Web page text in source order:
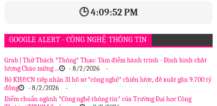
🕒 4:09:53 PM
GOOGLE ALERT - CÔNG NGHỆ THÔNG TIN
Grab | Thử Thách *Thông* Thạo: Tâm điểm hành trình - Định hình chất
lượng Chào mừng ...
- 8/2/2026
-
Bộ KH&CN tiếp nhận 31 hồ sơ *công nghệ* chiến lược, đề xuất gần 9.700 tỷ
đồng
- 8/2/2026
-
Điểm chuẩn ngành *Công nghệ thông tin* của Trường Đại học Công